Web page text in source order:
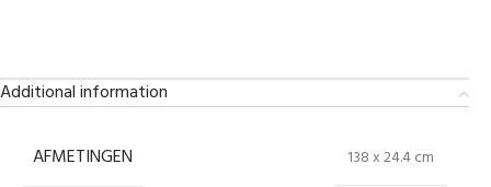
Additional information
AFMETINGEN 138 x 24.4 cm